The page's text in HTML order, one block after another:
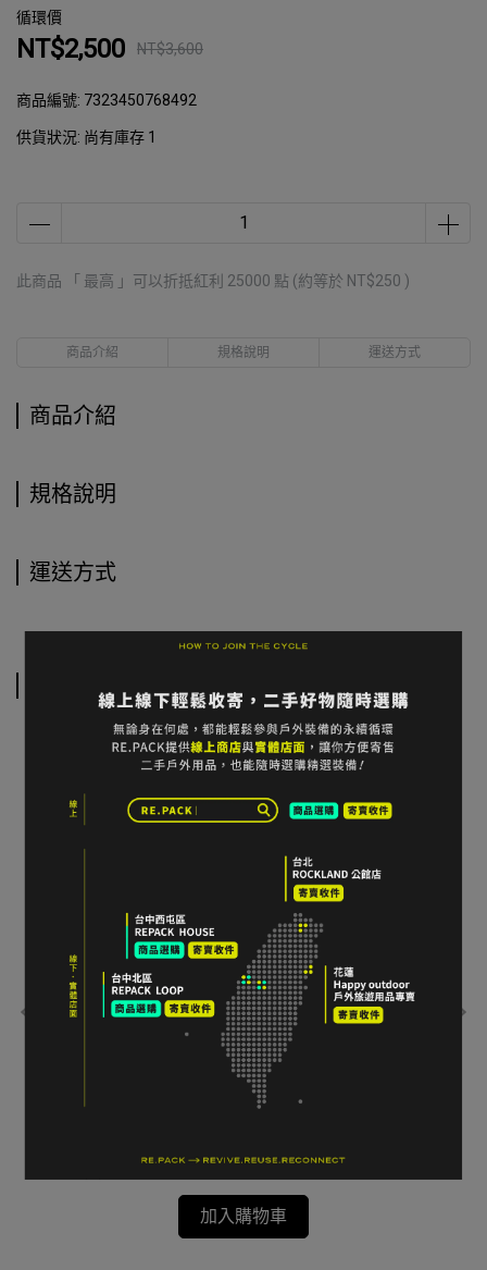
循環價
NT$2,500 NT$3,600
商品編號: 7323450768492
供貨狀況: 尚有庫存 1
此商品 「 最高 」可以折抵紅利 25000 點 (約等於 NT$250 )
商品介紹 規格說明 運送方式
商品介紹
規格說明
運送方式
相關商品
加入購物車